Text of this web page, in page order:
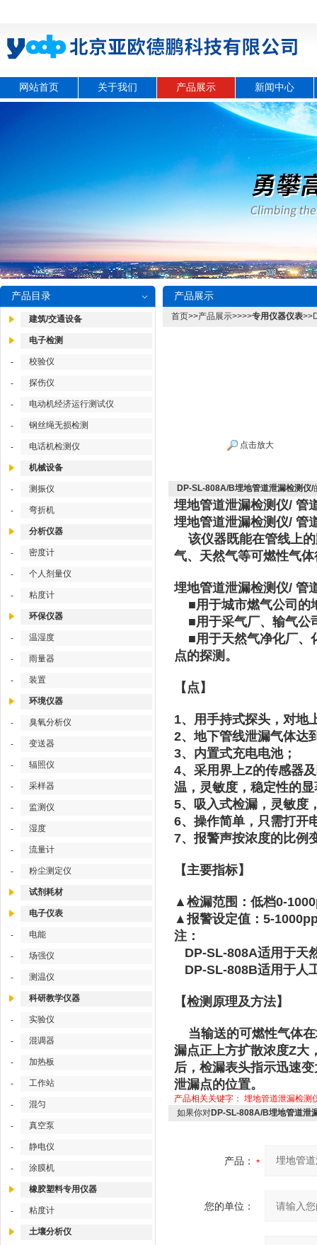
网站首页 关于我们 产品展示 新闻中心
产品目录
建筑/交通设备
电子检测
- 校验仪
- 探伤仪
- 电动机经济运行测试仪
- 钢丝绳无损检测
- 电话机检测仪
机械设备
- 测振仪
- 弯折机
分析仪器
- 密度计
- 个人剂量仪
- 粘度计
环保仪器
- 温湿度
- 雨量器
- 装置
环境仪器
- 臭氧分析仪
- 变送器
- 辐照仪
- 采样器
- 监测仪
- 湿度
- 流量计
- 粉尘测定仪
试剂耗材
电子仪表
- 电能
- 场强仪
- 测温仪
科研教学仪器
- 实验仪
- 混调器
- 加热板
- 工作站
- 混匀
- 真空泵
- 静电仪
- 涂膜机
橡胶塑料专用仪器
- 粘度计
土壤分析仪
产品展示
首页>>产品展示>>>>专用仪器仪表
点击放大
DP-SL-808A/B埋地管道泄漏检测仪/
埋地管道泄漏检测仪/ 管
埋地管道泄漏检测仪/ 管
该仪器既能在管线上的
气、天然气等可燃性气
埋地管道泄漏检测仪/ 管
■用于城市燃气公司的
■用于采气厂、输气公
■用于天然气净化厂、
点的探测。
【点】
1、用手持式探头，对地
2、地下管线泄漏气体达
3、内置式充电电池；
4、采用界上Z的传感器
温，灵敏度，稳定性的
5、吸入式检漏，灵敏度
6、操作简单，只需打开
7、报警声按浓度的比例
【主要指标】
▲检漏范围：低档0-
▲报警设定值：5-
注：
DP-SL-808A适用于天
DP-SL-808B适用于人
【检测原理及方法】
当输送的可燃性气体在
漏点正上方扩散浓度Z大
后，检漏表头指示迅速
泄漏点的位置。
产品相关关键字： 埋地管道泄漏检测
如果你对DP-SL-808A/B埋地管道泄
产品：
您的单位：